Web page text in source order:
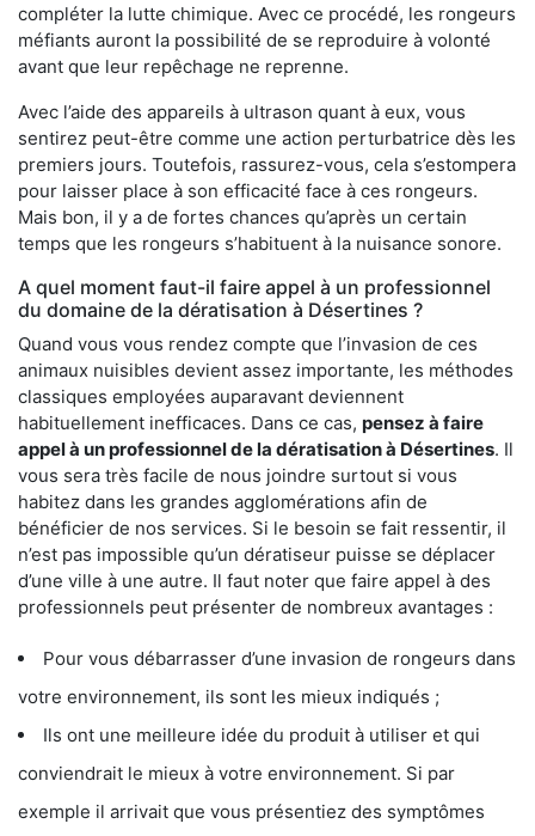
compléter la lutte chimique. Avec ce procédé, les rongeurs
méfiants auront la possibilité de se reproduire à volonté
avant que leur repêchage ne reprenne.
Avec l’aide des appareils à ultrason quant à eux, vous
sentirez peut-être comme une action perturbatrice dès les
premiers jours. Toutefois, rassurez-vous, cela s’estompera
pour laisser place à son efficacité face à ces rongeurs.
Mais bon, il y a de fortes chances qu’après un certain
temps que les rongeurs s’habituent à la nuisance sonore.
A quel moment faut-il faire appel à un professionnel
du domaine de la dératisation à Désertines ?
Quand vous vous rendez compte que l’invasion de ces
animaux nuisibles devient assez importante, les méthodes
classiques employées auparavant deviennent
habituellement inefficaces. Dans ce cas, pensez à faire
appel à un professionnel de la dératisation à Désertines. Il
vous sera très facile de nous joindre surtout si vous
habitez dans les grandes agglomérations afin de
bénéficier de nos services. Si le besoin se fait ressentir, il
n’est pas impossible qu’un dératiseur puisse se déplacer
d’une ville à une autre. Il faut noter que faire appel à des
professionnels peut présenter de nombreux avantages :
Pour vous débarrasser d’une invasion de rongeurs dans
votre environnement, ils sont les mieux indiqués ;
Ils ont une meilleure idée du produit à utiliser et qui
conviendrait le mieux à votre environnement. Si par
exemple il arrivait que vous présentiez des symptômes